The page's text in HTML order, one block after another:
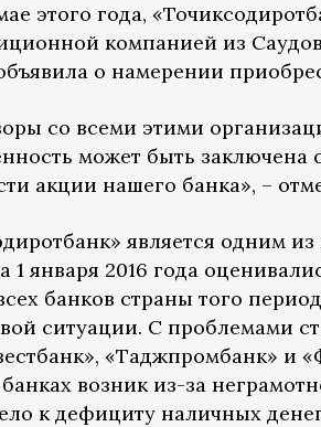
этого года,
компанией из
о намерении
со всеми этими
может быть заключена
акции нашего банка», –
является одним
1 января 2016 года
банков страны того
ситуации. С проблемами
«Таджпромбанк» и
возник из-за
к дефициту наличных